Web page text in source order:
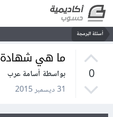
أسئلة البرمجة
0
ما هي شهادة MCP؟
بواسطة أسامة عرب
31 ديسمبر 2015